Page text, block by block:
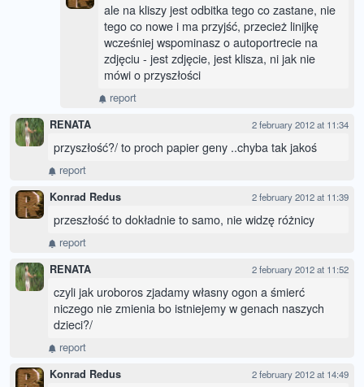
ale na kliszy jest odbitka tego co zastane, nie
tego co nowe i ma przyjść, przecież linijkę
wcześniej wspominasz o autoportrecie na
zdjęciu - jest zdjęcie, jest klisza, ni jak nie
mówi o przyszłości
report
RENATA 2 february 2012 at 11:34
przyszłość?/ to proch papier geny ..chyba tak jakoś
report
Konrad Redus 2 february 2012 at 11:39
przeszłość to dokładnie to samo, nie widzę różnicy
report
RENATA 2 february 2012 at 11:52
czyli jak uroboros zjadamy własny ogon a śmierć
niczego nie zmienia bo istniejemy w genach naszych
dzieci?/
report
Konrad Redus 2 february 2012 at 14:49